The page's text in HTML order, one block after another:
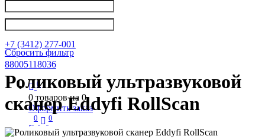
Написать в Телеграм
+7 (3412) 277-001
88005118036
0
0 товаров на 0
Оформить заказ
0 0
Сбросить фильтр
Роликовый ультразвуковой
сканер Eddyfi RollScan